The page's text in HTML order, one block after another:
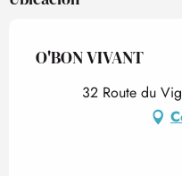
O'BON VIVANT
32 Route du